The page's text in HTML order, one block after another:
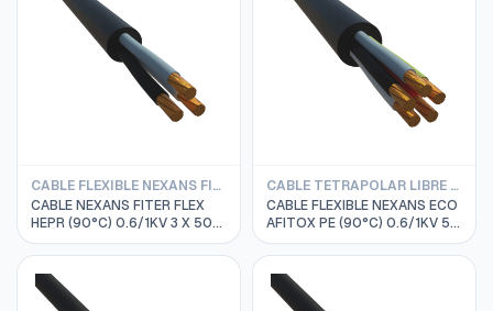
CABLE FLEXIBLE NEXANS FITER TRIPOLAR
CABLE NEXANS FITER FLEX
HEPR (90°C) 0.6/1KV 3 X 50
MM2
CABLE TETRAPOLAR LIBRE DE HALOGENO AFITOX 06/1KV 90°C
CABLE FLEXIBLE NEXANS ECO
AFITOX PE (90°C) 0.6/1KV 5 X
6 MM2